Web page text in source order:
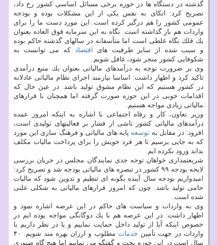
گذشته در دستگاه ها در حوزه برخی مسائل اساسی كشور رخ داد،
تصریح كرد: اتكای به نفس یكی از این مشكلات بوده و بودجه
عمومی كشور را هم درگیر كرده است. این مورد دست ما را برای
واردات هم باز گذاشته است. نگاه به این سرمایه فوق العاده بعنوان
یك قلك نگاه غلطی است اما متأسفانه در سالهای گذشته حاكم بوده
و سبب شده از سایر ظرفیت های
اقتصاد كه می توانست به
شكوفایی كشور منجر شود، غافل شویم.
وی بر ضرورت توجه به درآمدهای مالیاتی بعنوان یك منبع درآمدی
تاكید كرد و اظهار داشت: اساسا نیازمند اجرای نظام مالیاتی عادلانه
در كشور هستیم كه این نظام مشوق تولید باشد. در عین حال كه
اقدامات خوبی در این حوزه صورت گرفته اما همچنان با فرارهای
مالیاتی زیادی مواجه هستیم.
وزیر تعاون، كار و رفاه اجتماعی با اشاره به اینكه امروز عمده
درآمدهای مالیاتی كشور ناشی از فشار بر فعالیتهای تولیدی است،
افزود: در مقابل به توسعه پایه های مالیاتی و فرهنگ سازی این مورد
كه به جایی برسیم تا هر فرد خویش را برای پرداخت مالیات مكلف
بداند ورود نكرده ایم.
شریعتمداری خواهان توجه جدی نمایندگان مجلس در جریان بررسی
لایحه بودجه ۹۹ كشور در تبصره های مالیاتی بودجه شد و تصریح كرد:
امیدواریم بودجه سال آینده بگونه ای تنظیم و تدوین شود كه مالیات
حامی تولید باشد. چون كه امروز فرارهای مالیاتی به شكلی علنی
شده است.
وی به واردات و سیاست های حاكم در این عرصه اشاره نمود و
اظهار داشت: در این عرصه هم با یك دوگانگی مواجه بوده ایم در
خصوص اینكه آیا از تولید داخل حمایت نماییم و یا در نظر داریم با
واردات در جهت تأمین خدمات
مطلوب و ارزان بهره مند شویم. ۴۰
سال است در این حوزه بحث و گفتگو می نماییم اما هیچ گاه صبوری